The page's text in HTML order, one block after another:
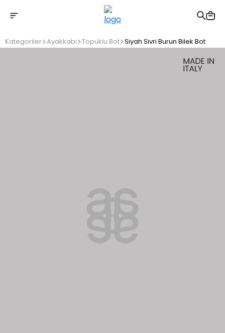
2500 TL üzeri ücretsiz kargo
Kategoriler Ayakkabı Topuklu Bot Siyah Sivri Burun Bilek Bot